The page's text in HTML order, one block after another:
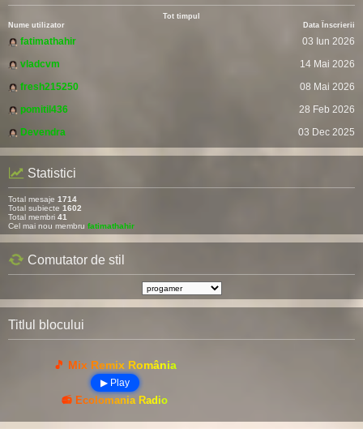
Tot timpul
Nume utilizator
Data Înscrierii
fatimathahir
03 Iun 2026
vladcvm
14 Mai 2026
fresh215250
08 Mai 2026
pomitil436
28 Feb 2026
Devendra
03 Dec 2025
Statistici
Total mesaje 1714
Total subiecte 1602
Total membri 41
Cel mai nou membru fatimathahir
Comutator de stil
Titlul blocului
🎵 Mix Remix România
▶ Play
📻 Ecolomania Radio